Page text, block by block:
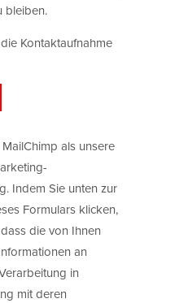
bleiben.
Kontaktaufnahme
als unsere
Indem Sie unten zur
Formulars klicken,
die von Ihnen
an
in
mit deren